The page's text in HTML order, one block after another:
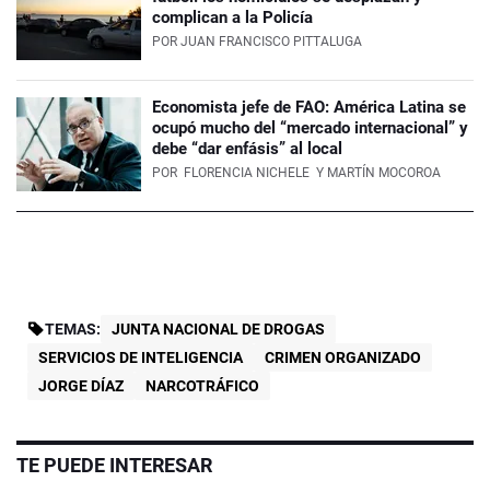
complican a la Policía
POR JUAN FRANCISCO PITTALUGA
Economista jefe de FAO: América Latina se
ocupó mucho del “mercado internacional” y
debe “dar enfásis” al local
POR FLORENCIA NICHELE Y MARTÍN MOCOROA
TEMAS:
JUNTA NACIONAL DE DROGAS
SERVICIOS DE INTELIGENCIA
CRIMEN ORGANIZADO
JORGE DÍAZ
NARCOTRÁFICO
TE PUEDE INTERESAR